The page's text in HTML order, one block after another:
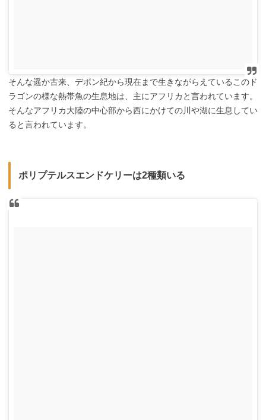
そんな遥か古来、デボン紀から現在まで生きながらえているこのド
ラゴンの様な熱帯魚の生息地は、主にアフリカと言われています。
そんなアフリカ大陸の中心部から西にかけての川や湖に生息してい
ると言われています。
ポリプテルスエンドケリーは2種類いる